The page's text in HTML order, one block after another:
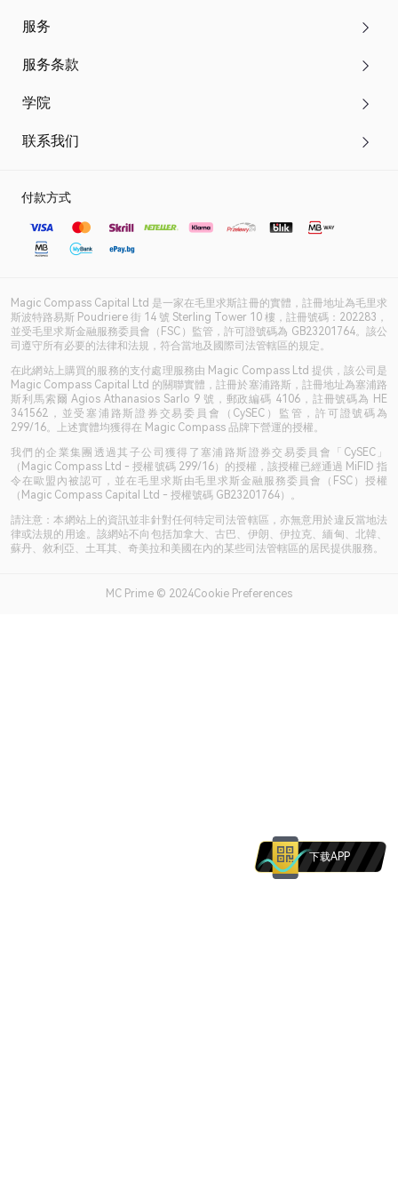
服务
服务条款
学院
联系我们
付款方式
Magic Compass Capital Ltd 是一家在毛里求斯註冊的實體，註冊地址為毛里求
斯波特路易斯 Poudriere 街 14 號 Sterling Tower 10 樓，註冊號碼：202283，
並受毛里求斯金融服務委員會（FSC）監管，許可證號碼為 GB23201764。該公
司遵守所有必要的法律和法規，符合當地及國際司法管轄區的規定。
在此網站上購買的服務的支付處理服務由 Magic Compass Ltd 提供，該公司是
Magic Compass Capital Ltd 的關聯實體，註冊於塞浦路斯，註冊地址為塞浦路
斯利馬索爾 Agios Athanasios Sarlo 9 號，郵政編碼 4106，註冊號碼為 HE
341562，並受塞浦路斯證券交易委員會（CySEC）監管，許可證號碼為
299/16。上述實體均獲得在 Magic Compass 品牌下營運的授權。
我們的企業集團透過其子公司獲得了塞浦路斯證券交易委員會「CySEC」
（Magic Compass Ltd - 授權號碼 299/16）的授權，該授權已經通過 MiFID 指
令在歐盟內被認可，並在毛里求斯由毛里求斯金融服務委員會（FSC）授權
（Magic Compass Capital Ltd - 授權號碼 GB23201764）。
請注意：本網站上的資訊並非針對任何特定司法管轄區，亦無意用於違反當地法
律或法規的用途。該網站不向包括加拿大、古巴、伊朗、伊拉克、緬甸、北韓、
蘇丹、敘利亞、土耳其、奇美拉和美國在內的某些司法管轄區的居民提供服務。
MC Prime © 2024Cookie Preferences
下载APP